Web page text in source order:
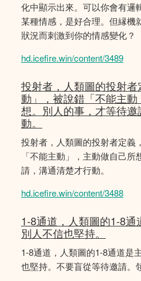
化中顯示出來。可以你會有邏
某種情感，是好合理。但縁機
狀況而刺激到你的情感變化？
hd.icefire.win/content/3489
投射者，人類圖的投射
動」，被說錯「不能主
想。別人的事，才等待
動。
投射者，人類圖的投射者定義
「不能主動」，主動做自己
請，溝通清楚才行動。
hd.icefire.win/content/3488
1-8通道，人類圖的1-8通
別人不信也堅持。
1-8通道，人類圖的1-8通道是
也堅持。不要盲從等待邀請。